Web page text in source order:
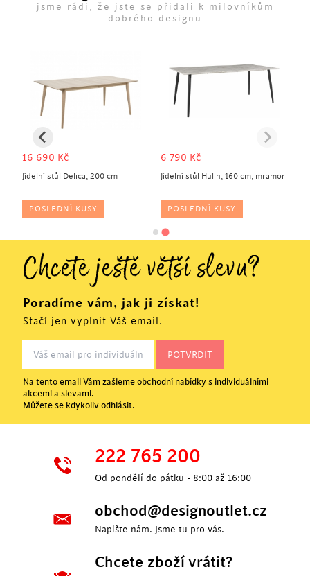
jsme rádi, že jste se přidali k milovníkům
dobrého designu
16 690 Kč
Jídelní stůl Delica, 200 cm
POSLEDNÍ KUSY
6 790 Kč
Jídelní stůl Hulin, 160 cm, mramor
POSLEDNÍ KUSY
Chcete ještě větší slevu?
Poradíme vám, jak ji získat!
Stačí jen vyplnit Váš email.
Na tento email Vám zašleme obchodní nabídky s individuálními
akcemi a slevami.
Můžete se kdykoliv odhlásit.
222 765 200
Od pondělí do pátku - 8:00 až 16:00
obchod@designoutlet.cz
Napište nám. Jsme tu pro vás.
Chcete zboží vrátit?